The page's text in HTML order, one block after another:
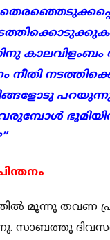
പറയുന്നു.
മൂന്നു തവണ
സാബത്തു